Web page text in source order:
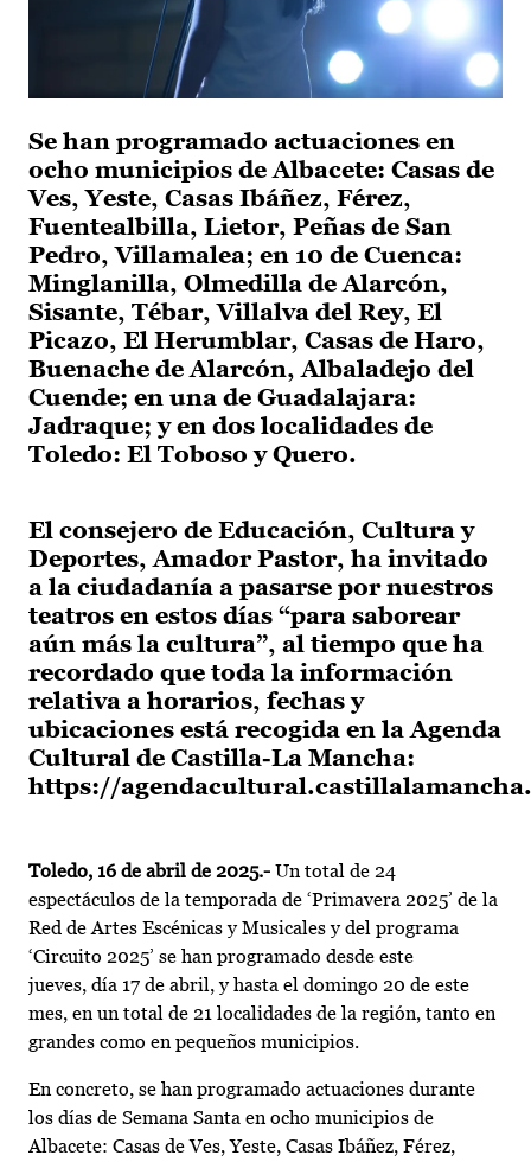
Se han programado actuaciones en
ocho municipios de Albacete: Casas de
Ves, Yeste, Casas Ibáñez, Férez,
Fuentealbilla, Lietor, Peñas de San
Pedro, Villamalea; en 10 de Cuenca:
Minglanilla, Olmedilla de Alarcón,
Sisante, Tébar, Villalva del Rey, El
Picazo, El Herumblar, Casas de Haro,
Buenache de Alarcón, Albaladejo del
Cuende; en una de Guadalajara:
Jadraque; y en dos localidades de
Toledo: El Toboso y Quero.
El consejero de Educación, Cultura y
Deportes, Amador Pastor, ha invitado
a la ciudadanía a pasarse por nuestros
teatros en estos días “para saborear
aún más la cultura”, al tiempo que ha
recordado que toda la información
relativa a horarios, fechas y
ubicaciones está recogida en la Agenda
Cultural de Castilla-La Mancha:
https://
Toledo, 16 de abril de 2025.- Un total de 24
espectáculos de la temporada de ‘Primavera 2025’ de la
Red de Artes Escénicas y Musicales y del programa
‘Circuito 2025’ se han programado desde este
jueves, día 17 de abril, y hasta el domingo 20 de este
mes, en un total de 21 localidades de la región, tanto en
grandes como en pequeños municipios.
En concreto, se han programado actuaciones durante
los días de Semana Santa en ocho municipios de
Albacete: Casas de Ves, Yeste, Casas Ibáñez, Férez,